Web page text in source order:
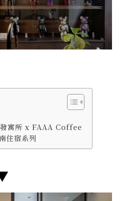
發寓所 x FAAA Coffee
住宿系列